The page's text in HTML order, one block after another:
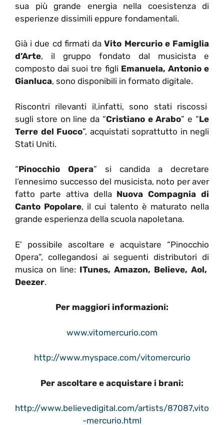
sua più grande energia nella coesistenza di
esperienze dissimili eppure fondamentali.
Già i due cd firmati daVito Mercurio e Famiglia
d’Arte, il gruppo fondato dal musicista e
composto dai suoi tre figli Emanuela, Antonio e
Gianluca, sono disponibili in formato digitale.
Riscontri rilevanti il,infatti, sono stati riscossi
sugli store on line da “Cristiano e Arabo” e “Le
Terre del Fuoco”, acquistati soprattutto in negli
Stati Uniti.
“Pinocchio Opera” si candida a decretare
l’ennesimo successo del musicista, noto per aver
fatto parte attiva della Nuova Compagnia di
Canto Popolare, il cui talento è maturato nella
grande esperienza della scuola napoletana.
E’ possibile ascoltare e acquistare “Pinocchio
Opera”, collegandosi ai seguenti distributori di
musica on line: ITunes, Amazon, Believe, Aol,
Deezer.
Per maggiori informazioni:
www.vitomercurio.com
http://www.myspace.com/vitomercurio
Per ascoltare e acquistare i brani:
http://www.believedigital.com/artists/87087,vito
-mercurio.html